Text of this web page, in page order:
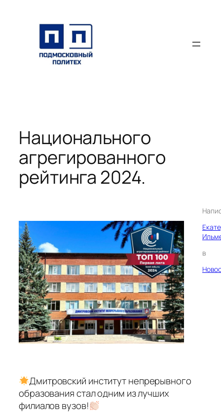
содержимому
Национального
агрегированного
рейтинга 2024.
в
Дмитровский институт непрерывного
образования стал одним из лучших
филиалов вузов!